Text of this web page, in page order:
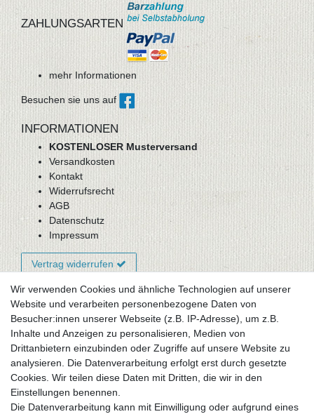
ZAHLUNGSARTEN
mehr Informationen
Besuchen sie uns auf
INFORMATIONEN
KOSTENLOSER Musterversand
Versandkosten
Kontakt
Widerrufsrecht
AGB
Datenschutz
Impressum
Vertrag widerrufen
Newsletter-Anmeldung
FAQ / Fragen
Mein Warenkorb
Mein Merkzettel
Mein Konto
UNSER LADENGESCHÄFT
Wir verwenden Cookies und ähnliche Technologien auf unserer
Website und verarbeiten personenbezogene Daten von
Besucher:innen unserer Webseite (z.B. IP-Adresse), um z.B.
Inhalte und Anzeigen zu personalisieren, Medien von
Drittanbietern einzubinden oder Zugriffe auf unsere Website zu
analysieren. Die Datenverarbeitung erfolgt erst durch gesetzte
Cookies. Wir teilen diese Daten mit Dritten, die wir in den
Einstellungen benennen.
Die Datenverarbeitung kann mit Einwilligung oder aufgrund eines